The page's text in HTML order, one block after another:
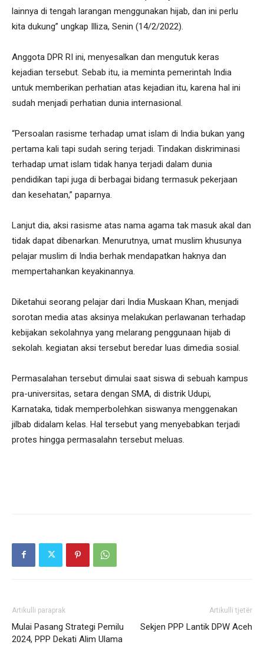
lainnya di tengah larangan menggunakan hijab, dan ini perlu
kita dukung” ungkap Illiza, Senin (14/2/2022).
Anggota DPR RI ini, menyesalkan dan mengutuk keras
kejadian tersebut. Sebab itu, ia meminta pemerintah India
untuk memberikan perhatian atas kejadian itu, karena hal ini
sudah menjadi perhatian dunia internasional.
“Persoalan rasisme terhadap umat islam di India bukan yang
pertama kali tapi sudah sering terjadi. Tindakan diskriminasi
terhadap umat islam tidak hanya terjadi dalam dunia
pendidikan tapi juga di berbagai bidang termasuk pekerjaan
dan kesehatan,” paparnya.
Lanjut dia, aksi rasisme atas nama agama tak masuk akal dan
tidak dapat dibenarkan. Menurutnya, umat muslim khusunya
pelajar muslim di India berhak mendapatkan haknya dan
mempertahankan keyakinannya.
Diketahui seorang pelajar dari India Muskaan Khan, menjadi
sorotan media atas aksinya melakukan perlawanan terhadap
kebijakan sekolahnya yang melarang penggunaan hijab di
sekolah. kegiatan aksi tersebut beredar luas dimedia sosial.
Permasalahan tersebut dimulai saat siswa di sebuah kampus
pra-universitas, setara dengan SMA, di distrik Udupi,
Karnataka, tidak memperbolehkan siswanya menggenakan
jilbab didalam kelas. Hal tersebut yang menyebabkan terjadi
protes hingga permasalahn tersebut meluas.
Artikulli paraprak
Mulai Pasang Strategi Pemilu
2024, PPP Dekati Alim Ulama
Artikulli tjetër
Sekjen PPP Lantik DPW Aceh